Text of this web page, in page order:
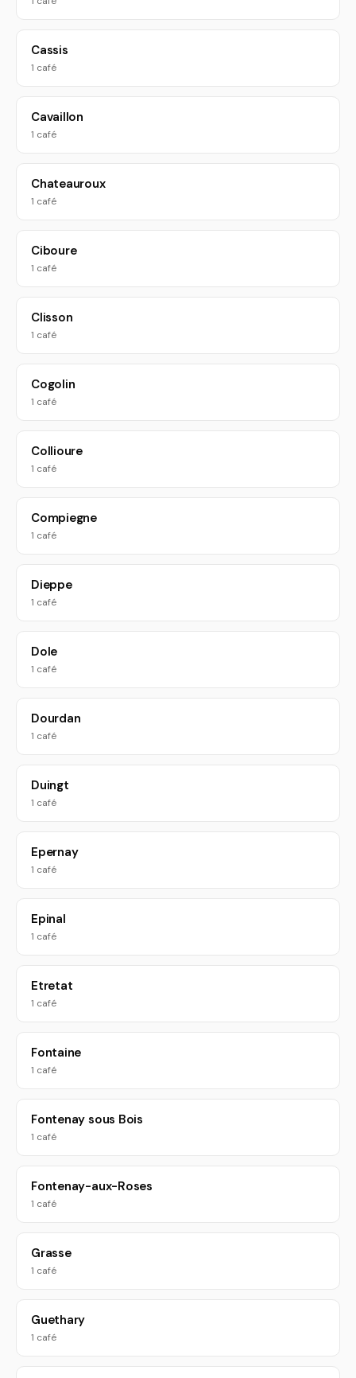
Cassis
1 café
Cavaillon
1 café
Chateauroux
1 café
Ciboure
1 café
Clisson
1 café
Cogolin
1 café
Collioure
1 café
Compiegne
1 café
Dieppe
1 café
Dole
1 café
Dourdan
1 café
Duingt
1 café
Epernay
1 café
Epinal
1 café
Etretat
1 café
Fontaine
1 café
Fontenay sous Bois
1 café
Fontenay-aux-Roses
1 café
Grasse
1 café
Guethary
1 café